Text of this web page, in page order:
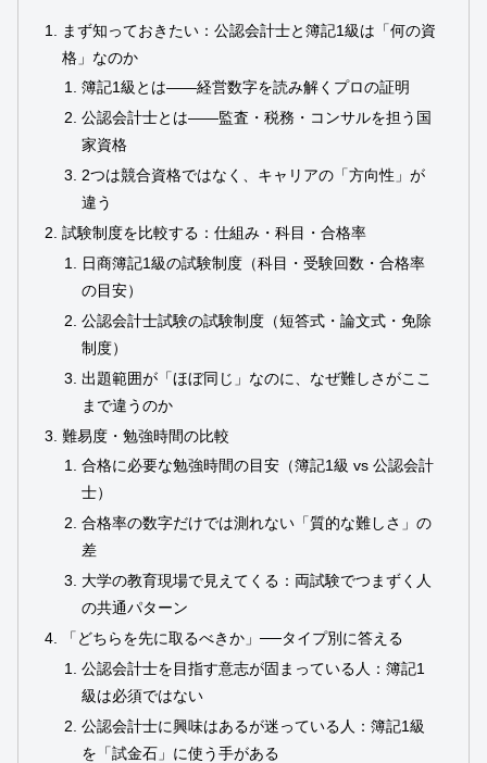
まず知っておきたい：公認会計士と簿記1級は「何の資
格」なのか
簿記1級とは――経営数字を読み解くプロの証明
公認会計士とは――監査・税務・コンサルを担う国
家資格
2つは競合資格ではなく、キャリアの「方向性」が
違う
試験制度を比較する：仕組み・科目・合格率
日商簿記1級の試験制度（科目・受験回数・合格率
の目安）
公認会計士試験の試験制度（短答式・論文式・免除
制度）
出題範囲が「ほぼ同じ」なのに、なぜ難しさがここ
まで違うのか
難易度・勉強時間の比較
合格に必要な勉強時間の目安（簿記1級 vs 公認会計
士）
合格率の数字だけでは測れない「質的な難しさ」の
差
大学の教育現場で見えてくる：両試験でつまずく人
の共通パターン
「どちらを先に取るべきか」──タイプ別に答える
公認会計士を目指す意志が固まっている人：簿記1
級は必須ではない
公認会計士に興味はあるが迷っている人：簿記1級
を「試金石」に使う手がある